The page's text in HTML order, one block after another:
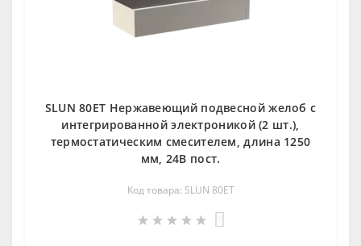
SLUN 80ET Нержавеющий подвесной желоб с
интегрированной электроникой (2 шт.),
термостатическим смесителем, длина 1250
мм, 24В пост.
Код товара: SLUN 80ET